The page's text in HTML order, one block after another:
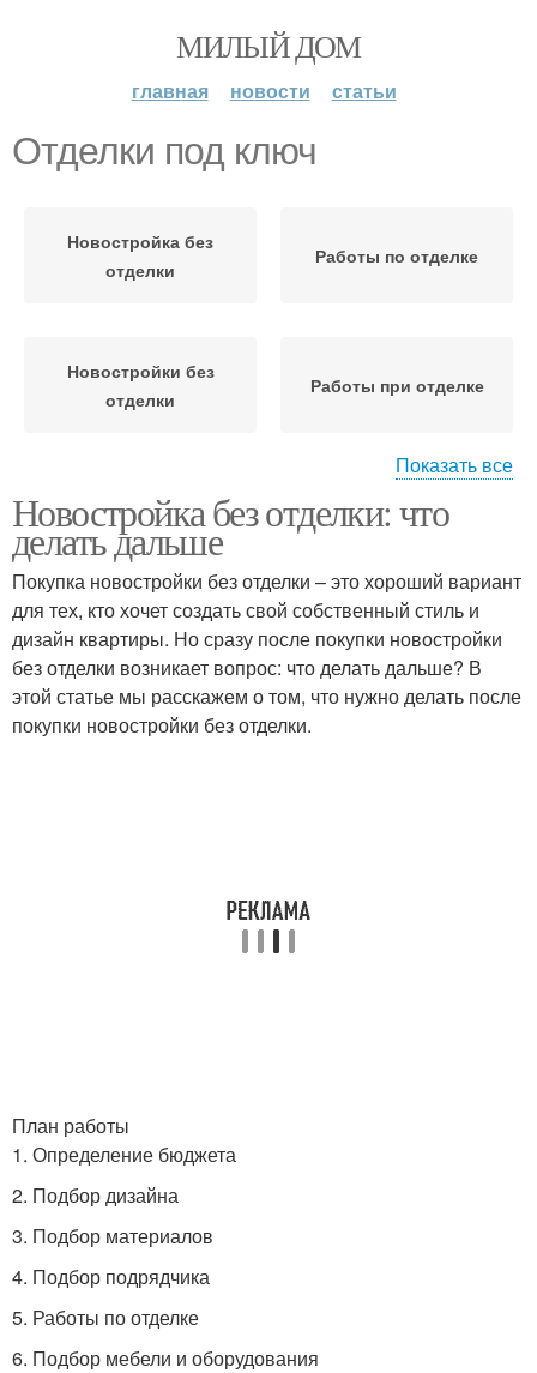
МИЛЫЙ ДОМ
главная новости статьи
Отделки под ключ
Новостройка без
отделки
Работы по отделке
Новостройки без
отделки
Работы при отделке
Квартиры с готовой
отделкой
Квартиры без отделки
Черновая отделка Предчистовая отделка
Показать все
Новостройка без отделки: что
делать дальше
Покупка новостройки без отделки – это хороший вариант
для тех, кто хочет создать свой собственный стиль и
дизайн квартиры. Но сразу после покупки новостройки
без отделки возникает вопрос: что делать дальше? В
этой статье мы расскажем о том, что нужно делать после
покупки новостройки без отделки.
План работы
1. Определение бюджета
2. Подбор дизайна
3. Подбор материалов
4. Подбор подрядчика
5. Работы по отделке
6. Подбор мебели и оборудования